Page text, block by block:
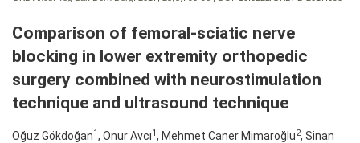
Comparison of femoral-sciatic nerve
blocking in lower extremity orthopedic
surgery combined with neurostimulation
technique and ultrasound technique
Oğuz Gökdoğan1, Onur Avcı1, Mehmet Caner Mimaroğlu2, Sinan